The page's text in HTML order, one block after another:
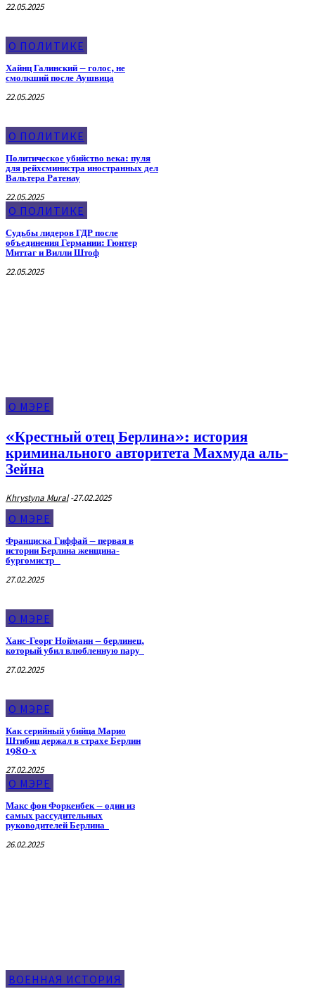
22.05.2025
О ПОЛИТИКЕ
Хайнц Галинский – голос, не
смолкший после Аушвица
22.05.2025
О ПОЛИТИКЕ
Политическое убийство века: пуля
для рейхсминистра иностранных дел
Вальтера Ратенау
22.05.2025
О ПОЛИТИКЕ
Судьбы лидеров ГДР после
объединения Германии: Гюнтер
Миттаг и Вилли Штоф
22.05.2025
О МЭРЕ
«Крестный отец Берлина»: история
криминального авторитета Махмуда аль-
Зейна
Khrystyna Mural -27.02.2025
О МЭРЕ
Франциска Гиффай – первая в
истории Берлина женщина-
бургомистр
27.02.2025
О МЭРЕ
Ханс-Георг Нойманн – берлинец,
который убил влюбленную пару
27.02.2025
О МЭРЕ
Как серийный убийца Марио
Штибиц держал в страхе Берлин
1980-х
27.02.2025
О МЭРЕ
Макс фон Форкенбек – один из
самых рассудительных
руководителей Берлина
26.02.2025
ВОЕННАЯ ИСТОРИЯ